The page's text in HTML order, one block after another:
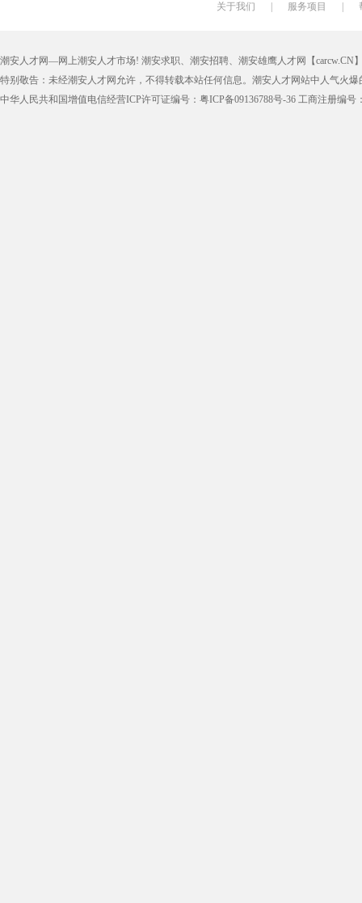
关于我们 服务项目
潮安人才网—网上潮安人才市场! 潮安求职、潮安招聘、潮安雄鹰人才网【carcw.CN
特别敬告：未经潮安人才网允许，不得转载本站任何信息。潮安人才网站中人气火
中华人民共和国增值电信经营ICP许可证编号：粤ICP备09136788号-36 工商注册编号